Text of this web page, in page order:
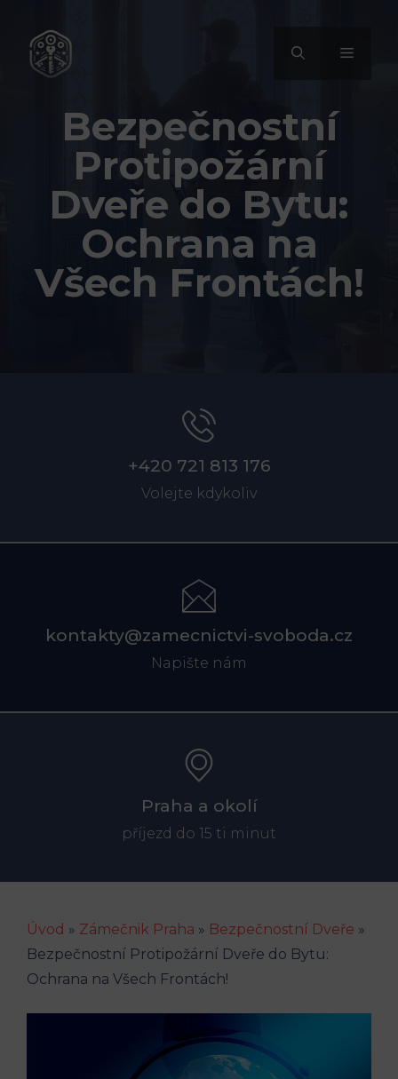
obsah
MENU
Bezpečnostní
Protipožární
Dveře do Bytu:
Ochrana na
Všech Frontách!
+420 721 813 176
Volejte kdykoliv
kontakty@zamecnictvi-svoboda.cz
Napište nám
Praha a okolí
příjezd do 15 ti minut
Úvod » Zámečnik Praha » Bezpečnostní Dveře »
Bezpečnostní Protipožární Dveře do Bytu:
Ochrana na Všech Frontách!